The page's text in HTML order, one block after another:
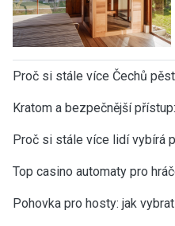
Proč si stále více Čechů
Kratom a bezpečnější
Proč si stále více lidí vybírá
Top casino automaty pro
Pohovka pro hosty: jak